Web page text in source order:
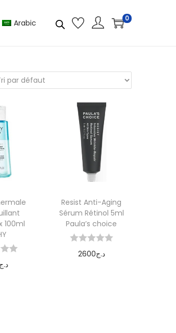
Arabic 0
100ml
د.ج
Resist Anti-Aging
Sérum Rétinol 5ml
Paula’s choice
2600د.ج